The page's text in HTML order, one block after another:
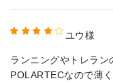
ユウ様
ランニングやトレラン
POLARTECなので薄